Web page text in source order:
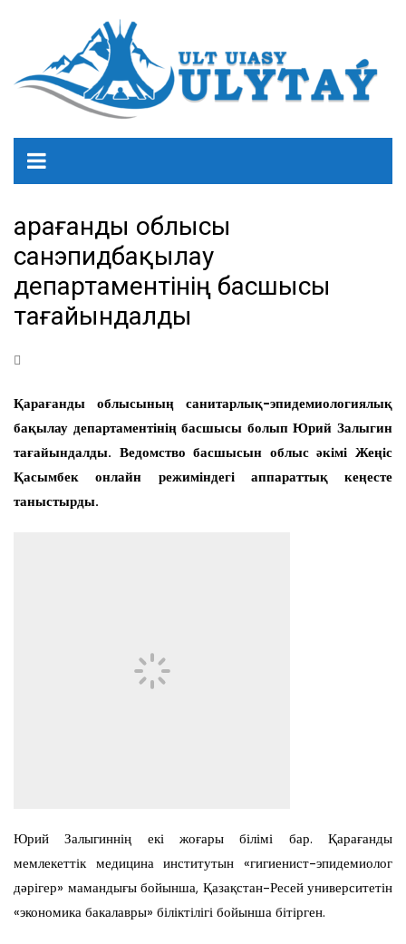
Қарағанды облысы
санэпидбақылау
департаментінің басшысы
тағайындалды
Қарағанды облысының санитарлық-эпидемиологиялық
бақылау департаментінің басшысы болып Юрий Залыгин
тағайындалды. Ведомство басшысын облыс әкімі Жеңіс
Қасымбек онлайн режиміндегі аппараттық кеңесте
таныстырды.
Юрий Залыгиннің екі жоғары білімі бар. Қарағанды
мемлекеттік медицина институтын «гигиенист-эпидемиолог
дәрігер» мамандығы бойынша, Қазақстан-Ресей университетін
«экономика бакалавры» біліктілігі бойынша бітірген.